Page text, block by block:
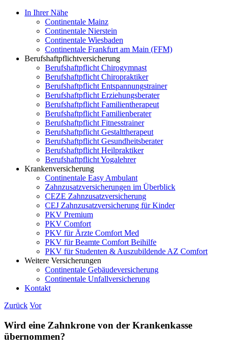
In Ihrer Nähe
Continentale Mainz
Continentale Nierstein
Continentale Wiesbaden
Continentale Frankfurt am Main (FFM)
Berufshaftpflichtversicherung
Berufshaftpflicht Chirogymnast
Berufshaftpflicht Chiropraktiker
Berufshaftpflicht Entspannungstrainer
Berufshaftpflicht Erziehungsberater
Berufshaftpflicht Familientherapeut
Berufshaftpflicht Familienberater
Berufshaftpflicht Fitnesstrainer
Berufshaftpflicht Gestalttherapeut
Berufshaftpflicht Gesundheitsberater
Berufshaftpflicht Heilpraktiker
Berufshaftpflicht Yogalehrer
Krankenversicherung
Continentale Easy Ambulant
Zahnzusatzversicherungen im Überblick
CEZE Zahnzusatzversicherung
CEJ Zahnzusatzversicherung für Kinder
PKV Premium
PKV Comfort
PKV für Ärzte Comfort Med
PKV für Beamte Comfort Beihilfe
PKV für Studenten & Auszubildende AZ Comfort
Weitere Versicherungen
Continentale Gebäudeversicherung
Continentale Unfallversicherung
Kontakt
Zurück Vor
Wird eine Zahnkrone von der Krankenkasse
übernommen?